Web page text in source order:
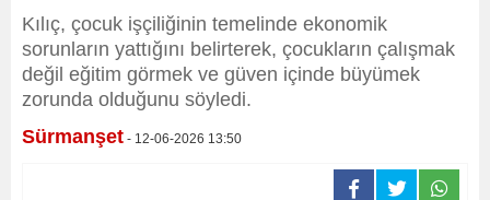
Kılıç, çocuk işçiliğinin temelinde ekonomik
sorunların yattığını belirterek, çocukların çalışmak
değil eğitim görmek ve güven içinde büyümek
zorunda olduğunu söyledi.
Sürmanşet - 12-06-2026 13:50